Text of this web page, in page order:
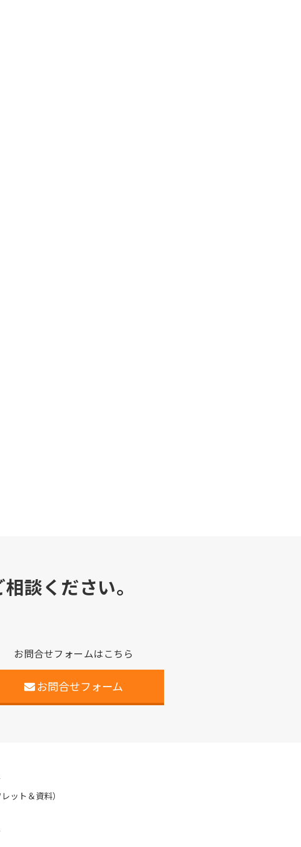
談ください。
お問合せフォームはこちら
お問合せフォーム
ット＆資料）